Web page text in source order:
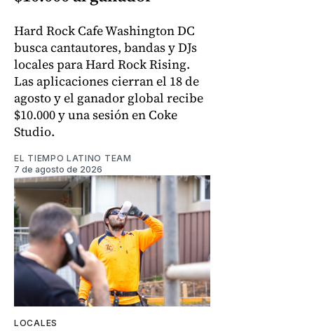
Hard Rock Cafe Washington DC
busca cantautores, bandas y DJs
locales para Hard Rock Rising.
Las aplicaciones cierran el 18 de
agosto y el ganador global recibe
$10.000 y una sesión en Coke
Studio.
EL TIEMPO LATINO TEAM
7 de agosto de 2026
LOCALES